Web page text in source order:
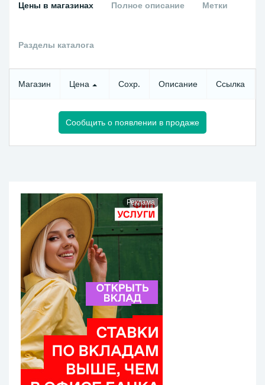
Цены в магазинах Полное описание Метки
Разделы каталога
Магазин Цена Сохр. Описание Ссылка
Сообщить о появлении в продаже
Реклама